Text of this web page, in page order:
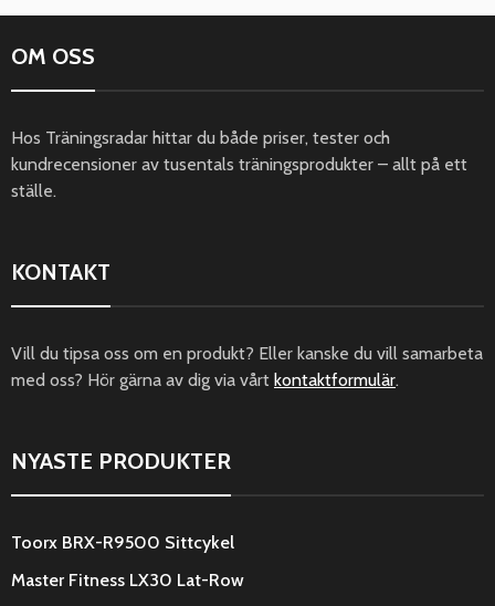
OM OSS
Hos Träningsradar hittar du både priser, tester och
kundrecensioner av tusentals träningsprodukter – allt på ett
ställe.
KONTAKT
Vill du tipsa oss om en produkt? Eller kanske du vill samarbeta
med oss? Hör gärna av dig via vårt kontaktformulär.
NYASTE PRODUKTER
Toorx BRX-R9500 Sittcykel
Master Fitness LX30 Lat-Row